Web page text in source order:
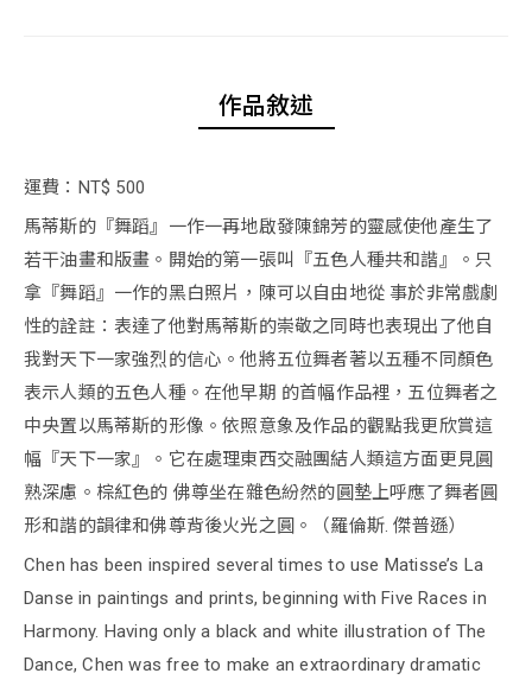
作品敘述
運費：NT$ 500
馬蒂斯的『舞蹈』一作一再地啟發陳錦芳的靈感使他產生了
若干油畫和版畫。開始的第一張叫『五色人種共和諧』。只
拿『舞蹈』一作的黑白照片，陳可以自由地從 事於非常戲劇
性的詮註：表達了他對馬蒂斯的崇敬之同時也表現出了他自
我對天下一家強烈的信心。他將五位舞者著以五種不同顏色
表示人類的五色人種。在他早期 的首幅作品裡，五位舞者之
中央置以馬蒂斯的形像。依照意象及作品的觀點我更欣賞這
幅『天下一家』。它在處理東西交融團結人類這方面更見圓
熟深慮。棕紅色的 佛尊坐在雜色紛然的圓墊上呼應了舞者圓
形和諧的韻律和佛尊背後火光之圓。（羅倫斯. 傑普遜）
Chen has been inspired several times to use Matisse’s La
Danse in paintings and prints, beginning with Five Races in
Harmony. Having only a black and white illustration of The
Dance, Chen was free to make an extraordinary dramatic